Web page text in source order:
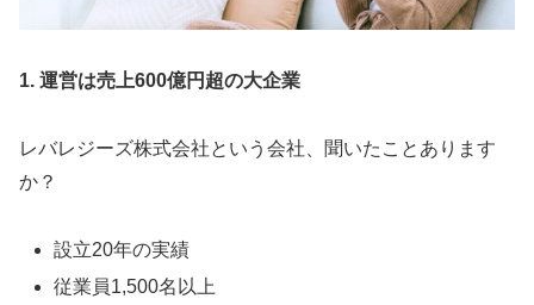
1. 運営は売上600億円超の大企業
レバレジーズ株式会社という会社、聞いたことあります
か？
設立20年の実績
従業員1,500名以上